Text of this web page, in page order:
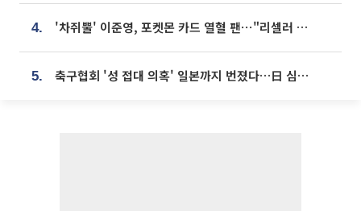
4. '차쥐뿔' 이준영, 포켓몬 카드 열혈 팬⋯"리셀러 처단할 것"
5. 축구협회 '성 접대 의혹' 일본까지 번졌다…日 심판 실명 공개